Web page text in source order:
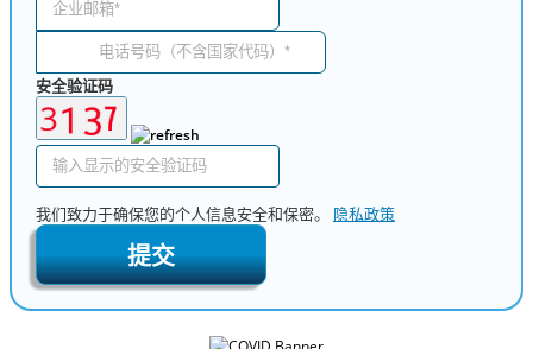
安全验证码
我们致力于确保您的个人信息安全和保密。 隐私政策
提交